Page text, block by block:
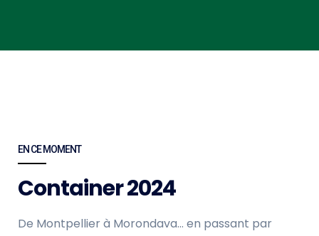
EN CE MOMENT
Container 2024
De Montpellier à Morondava… en passant par